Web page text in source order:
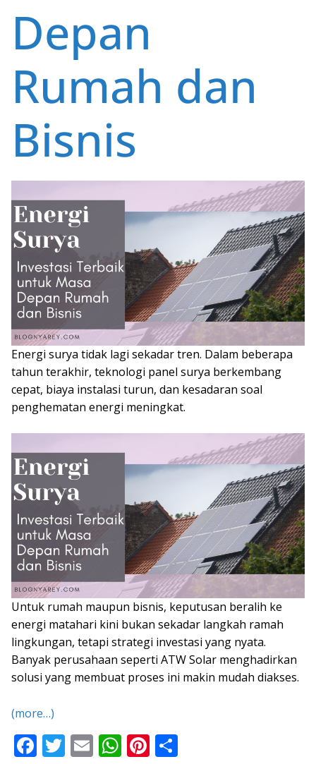
Depan
Rumah dan
Bisnis
Energi surya tidak lagi sekadar tren. Dalam beberapa
tahun terakhir, teknologi panel surya berkembang
cepat, biaya instalasi turun, dan kesadaran soal
penghematan energi meningkat.
Untuk rumah maupun bisnis, keputusan beralih ke
energi matahari kini bukan sekadar langkah ramah
lingkungan, tetapi strategi investasi yang nyata.
Banyak perusahaan seperti ATW Solar menghadirkan
solusi yang membuat proses ini makin mudah diakses.
(more…)
F T E W Pi